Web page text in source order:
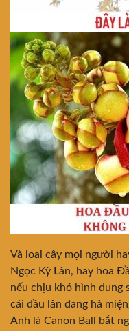
Và loai cây mọi người
Ngọc Kỳ Lân, hay hoa
nếu chịu khó hình dung
cái đầu lân đang hả
Anh là Canon Ball bắt